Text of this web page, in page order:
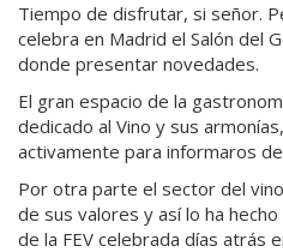
Tiempo de disfrutar, si señor.
celebra en Madrid el Salón del
donde presentar novedades.
El gran espacio de la
dedicado al Vino y sus
activamente para informaros
Por otra parte el sector del
de sus valores y así lo ha
de la FEV celebrada días atrás